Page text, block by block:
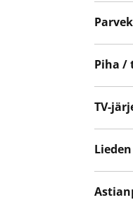
Piha /
TV-